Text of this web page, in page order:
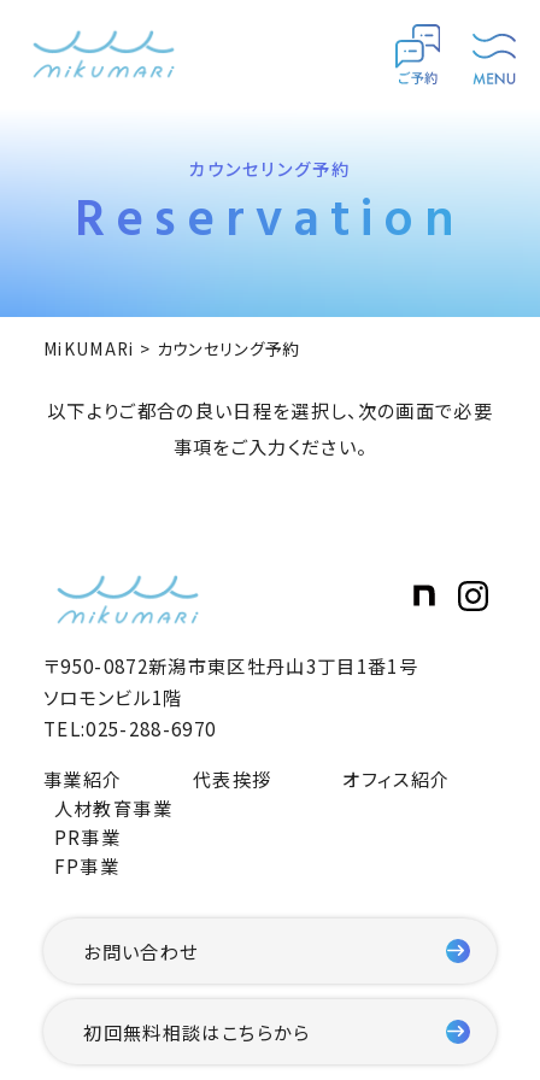
カウンセリング予約
Reservation
MiKUMARi > カウンセリング予約
以下よりご都合の良い日程を選択し、次の画面で必要
事項をご入力ください。
〒950-0872新潟市東区牡丹山3丁目1番1号
ソロモンビル1階
TEL:025-288-6970
事業紹介
人材教育事業
PR事業
FP事業
代表挨拶 オフィス紹介
お問い合わせ
初回無料相談はこちらから